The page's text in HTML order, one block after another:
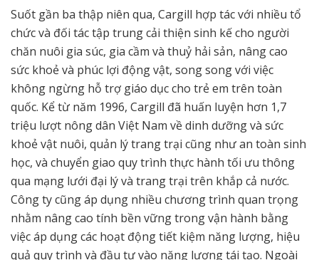
Suốt gần ba thập niên qua, Cargill hợp tác với nhiều tổ
chức và đối tác tập trung cải thiện sinh kế cho người
chăn nuôi gia súc, gia cầm và thuỷ hải sản, nâng cao
sức khoẻ và phúc lợi động vật, song song với việc
không ngừng hỗ trợ giáo dục cho trẻ em trên toàn
quốc. Kể từ năm 1996, Cargill đã huấn luyện hơn 1,7
triệu lượt nông dân Việt Nam về dinh dưỡng và sức
khoẻ vật nuôi, quản lý trang trại cũng như an toàn sinh
học, và chuyển giao quy trình thực hành tối ưu thông
qua mạng lưới đại lý và trang trại trên khắp cả nước.
Công ty cũng áp dụng nhiều chương trình quan trọng
nhằm nâng cao tính bền vững trong vận hành bằng
việc áp dụng các hoạt động tiết kiệm năng lượng, hiệu
quả quy trình và đầu tư vào năng lượng tái tạo. Ngoài